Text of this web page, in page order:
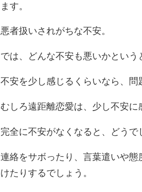
ます。
悪者扱いされがちな不安。
では、どんな不安も悪いかという
不安を少し感じるくらいなら、問
むしろ遠距離恋愛は、少し不安に
完全に不安がなくなると、どうで
連絡をサボったり、言葉遣いや
けたりするでしょう。